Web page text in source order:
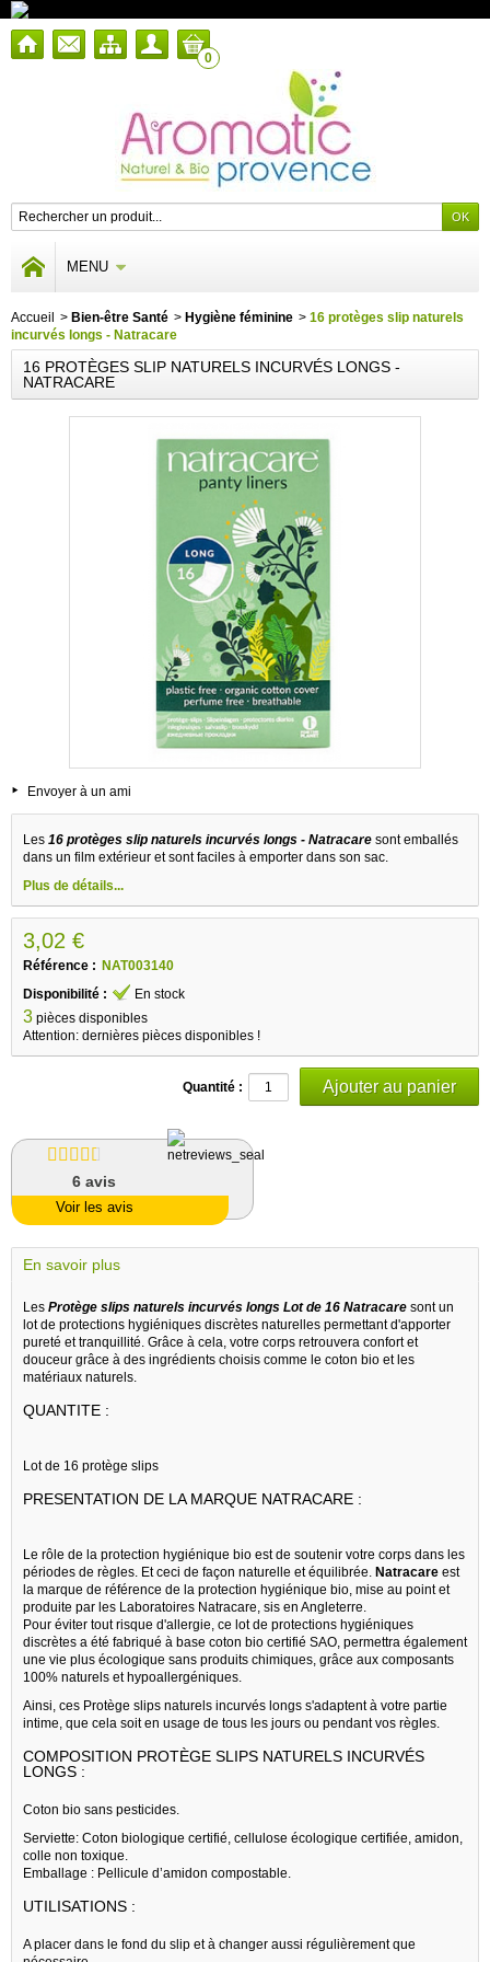
0
MENU
Accueil > Bien-être Santé > Hygiène féminine > 16 protèges slip naturels
incurvés longs - Natracare
16 PROTÈGES SLIP NATURELS INCURVÉS LONGS -
NATRACARE
Envoyer à un ami
Les 16 protèges slip naturels incurvés longs - Natracare sont emballés
dans un film extérieur et sont faciles à emporter dans son sac.
Plus de détails...
3,02 €
Référence : NAT003140
Disponibilité :
En stock
3 pièces disponibles
Attention: dernières pièces disponibles !
Quantité :
6 avis
Voir les avis
En savoir plus
Les Protège slips naturels incurvés longs Lot de 16 Natracare sont un
lot de protections hygiéniques discrètes naturelles permettant d'apporter
pureté et tranquillité. Grâce à cela, votre corps retrouvera confort et
douceur grâce à des ingrédients choisis comme le coton bio et les
matériaux naturels.
QUANTITE :
Lot de 16 protège slips
PRESENTATION DE LA MARQUE NATRACARE :
Le rôle de la protection hygiénique bio est de soutenir votre corps dans les
périodes de règles. Et ceci de façon naturelle et équilibrée. Natracare est
la marque de référence de la protection hygiénique bio, mise au point et
produite par les Laboratoires Natracare, sis en Angleterre.
Pour éviter tout risque d'allergie, ce lot de protections hygiéniques
discrètes a été fabriqué à base coton bio certifié SAO, permettra également
une vie plus écologique sans produits chimiques, grâce aux composants
100% naturels et hypoallergéniques.
Ainsi, ces Protège slips naturels incurvés longs s'adaptent à votre partie
intime, que cela soit en usage de tous les jours ou pendant vos règles.
COMPOSITION PROTÈGE SLIPS NATURELS INCURVÉS
LONGS :
Coton bio sans pesticides.
Serviette: Coton biologique certifié, cellulose écologique certifiée, amidon,
colle non toxique.
Emballage : Pellicule d’amidon compostable.
UTILISATIONS :
A placer dans le fond du slip et à changer aussi régulièrement que